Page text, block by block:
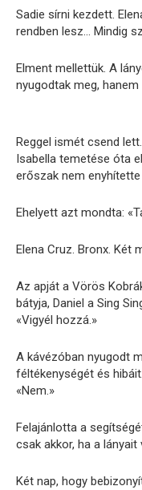
Sadie sírni kezdett.
rendben lesz… Mindig
Elment mellettük. A
nyugodtak meg,
Reggel ismét csend
Isabella temetése óta
erőszak nem
Ehelyett azt mondta:
Elena Cruz. Bronx. Két
Az apját a Vörös
bátyja, Daniel a Sing
«Vigyél hozzá.»
A kávézóban nyugodt
féltékenységét és
«Nem.»
Felajánlotta a
csak akkor, ha a
Két nap, hogy